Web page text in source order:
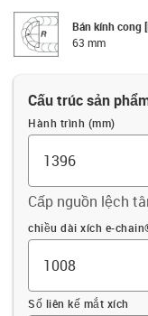
Bán kính cong
63 mm
Cấu trúc sản
Hành trình (mm)
Cấp nguồn lệch
Offset (mm)
chiều dài xích e-
Số liên kế mắt xích